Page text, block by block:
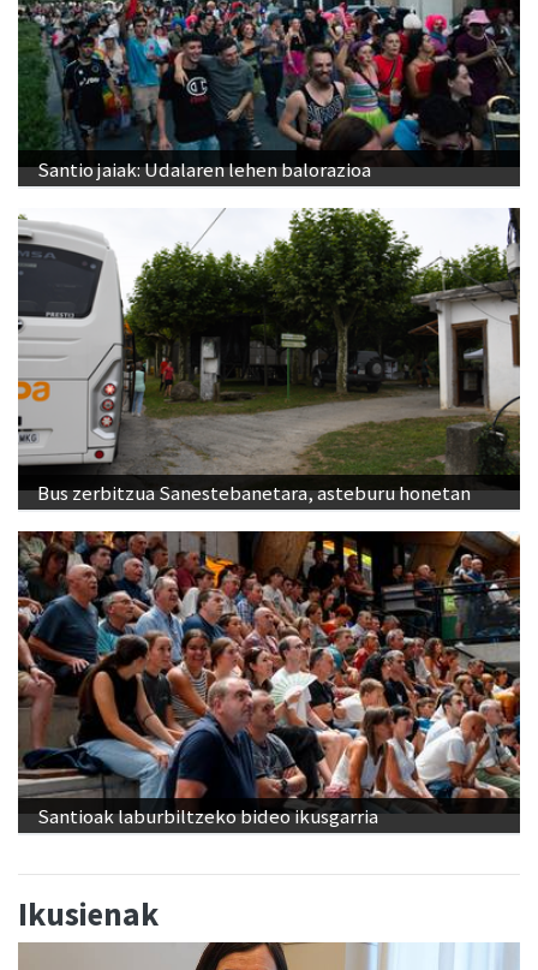
Santio jaiak: Udalaren lehen balorazioa
Bus zerbitzua Sanestebanetara, asteburu honetan
Santioak laburbiltzeko bideo ikusgarria
Ikusienak